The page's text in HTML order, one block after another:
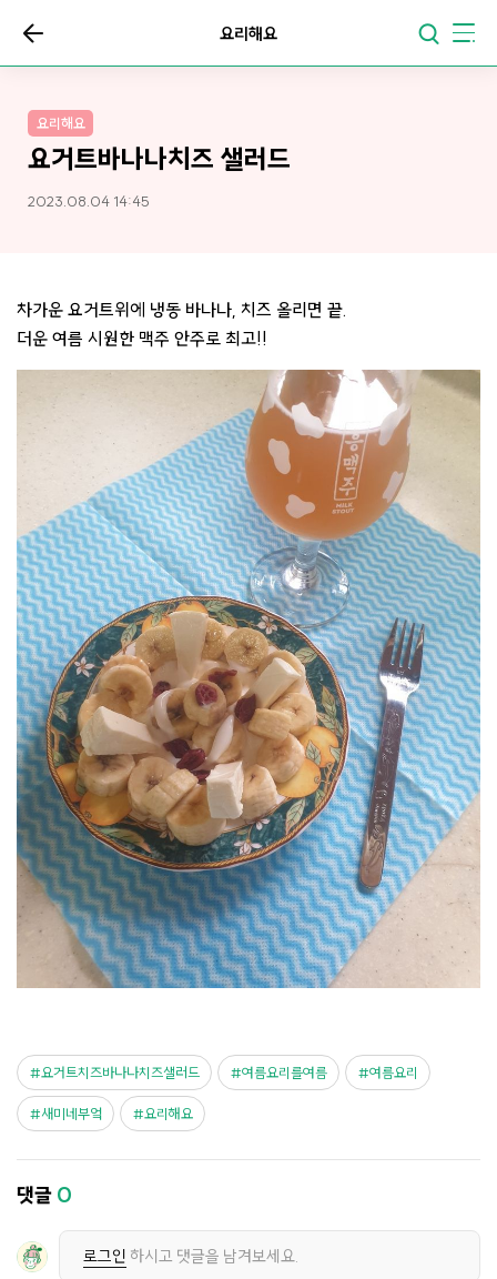
요리해요
요리해요
요거트바나나치즈 샐러드
2023.08.04 14:45
차가운 요거트위에 냉동 바나나, 치즈 올리면 끝.
더운 여름 시원한 맥주 안주로 최고!!
요거트치즈바나나치즈샐러드 여름요리를여름 여름요리
새미네부엌 요리해요
댓글 0
로그인 하시고 댓글을 남겨보세요.